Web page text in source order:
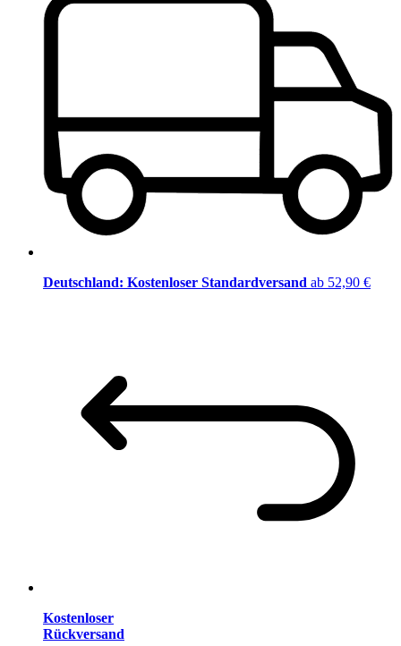
Deutschland: Kostenloser Standardversand ab 52,90 €
Kostenloser
Rückversand